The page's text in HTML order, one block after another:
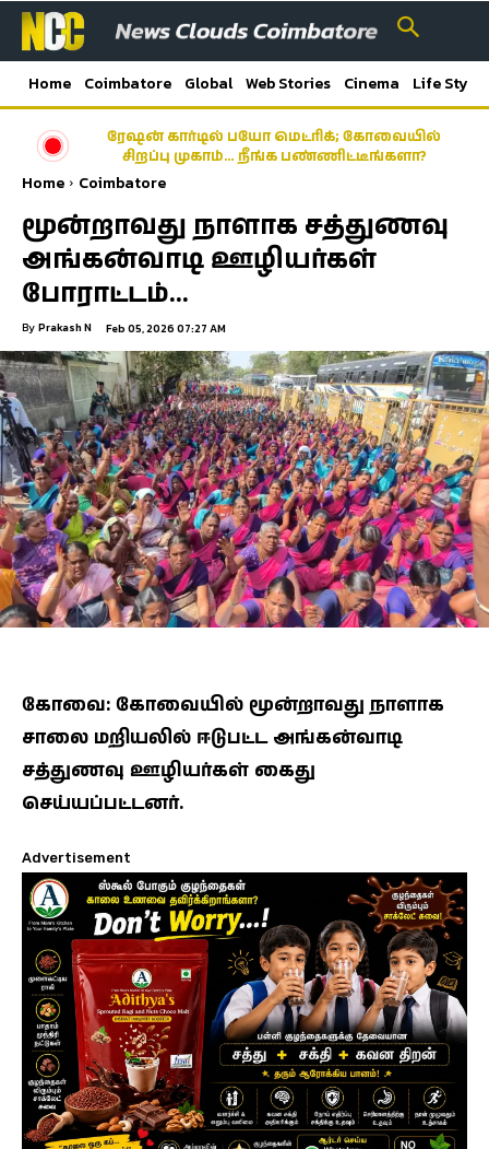
Home Coimbatore Global Web Stories Cinema Life Style
ரேஷன் கார்டில் பயோ மெட்ரிக்; கோவையில்
சிறப்பு முகாம்… நீங்க பண்ணிட்டீங்களா?
Home Coimbatore
மூன்றாவது நாளாக சத்துணவு
அங்கன்வாடி ஊழியர்கள்
போராட்டம்…
By Prakash N Feb 05, 2026 07:27 AM
கோவை: கோவையில் மூன்றாவது நாளாக
சாலை மறியலில் ஈடுபட்ட அங்கன்வாடி
சத்துணவு ஊழியர்கள் கைது
செய்யப்பட்டனர்.
Advertisement